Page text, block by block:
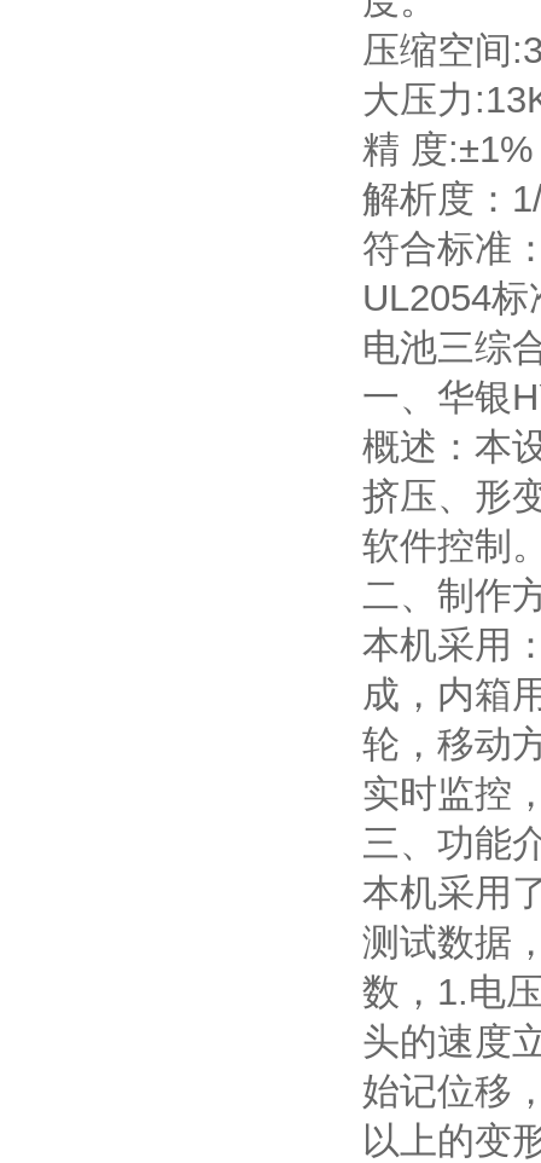
压缩空间
大压力
精 度
解析度：
符合标准
UL2054
电池三综
一、华银
概述：本
挤压、形
软件控制
二、制作
本机采用
成，内箱
轮，移动
实时监控
三、功能
本机采用
测试数据
数，1.电
头的速度
始记位移
以上的变